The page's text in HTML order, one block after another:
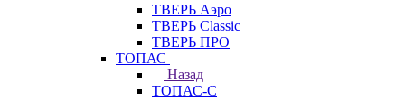
ТВЕРЬ Аэро
ТВЕРЬ Classic
ТВЕРЬ ПРО
ТОПАС
Назад
ТОПАС-С